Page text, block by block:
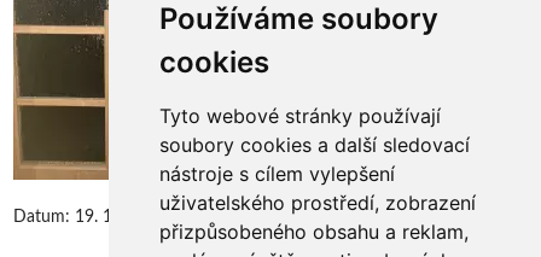
Používáme soubory
cookies
Tyto webové stránky používají
soubory cookies a další sledovací
nástroje s cílem vylepšení
uživatelského prostředí, zobrazení
přizpůsobeného obsahu a reklam,
Datum: 19. 12. 2025